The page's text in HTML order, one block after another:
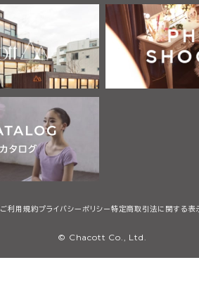
ご利用規約プライバシーポリシー特定商取引法に関する表
© Chacott Co., Ltd.